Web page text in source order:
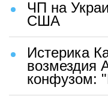
ЧП на
США
Истерика
возмездия
конфузом: